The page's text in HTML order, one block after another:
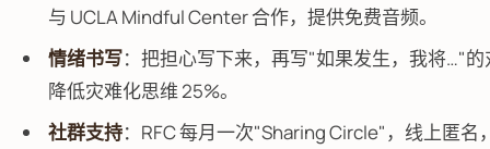
与 UCLA Mindful Center 合作，提供免费音频。
情绪书写：把担心写下来，再写"如果发生，我将…"
降低灾难化思维 25%。
社群支持：RFC 每月一次"Sharing Circle"，线上匿名